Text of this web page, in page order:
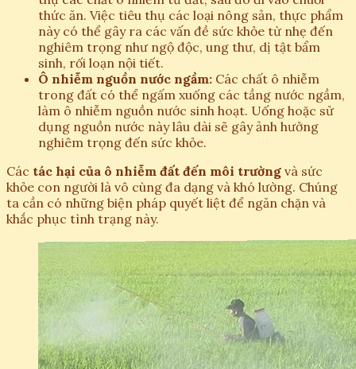
thức ăn. Việc tiêu thụ các loại nông sản, thực phẩm
này có thể gây ra các vấn đề sức khỏe từ nhẹ đến
nghiêm trọng như ngộ độc, ung thư, dị tật bẩm
sinh, rối loạn nội tiết.
Ô nhiễm nguồn nước ngầm: Các chất ô nhiễm
trong đất có thể ngấm xuống các tầng nước ngầm,
làm ô nhiễm nguồn nước sinh hoạt. Uống hoặc sử
dụng nguồn nước này lâu dài sẽ gây ảnh hưởng
nghiêm trọng đến sức khỏe.
Các tác hại của ô nhiễm đất đến môi trường và sức
khỏe con người là vô cùng đa dạng và khó lường. Chúng
ta cần có những biện pháp quyết liệt để ngăn chặn và
khắc phục tình trạng này.